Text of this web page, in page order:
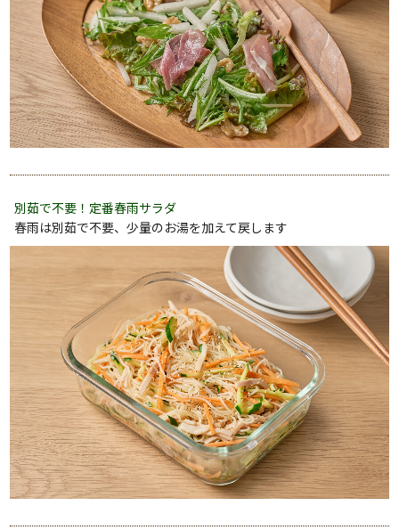
別茹で不要！定番春雨サラダ
春雨は別茹で不要、少量のお湯を加えて戻します